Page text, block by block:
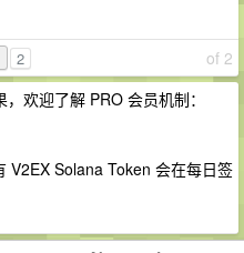
of 2
2
欢迎了解 PRO 会员机制：
V2EX Solana Token 会在每日签